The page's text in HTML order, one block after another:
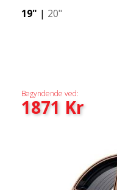
19" | 20"
Begyndende ved:
1871 Kr